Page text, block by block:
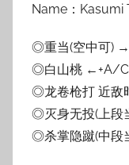
Name：Kasumi
◎重当(空中可)
◎白山桃 ←+A/C
◎龙卷枪打 近敌
◎灭身无投(上段
◎杀掌隐蹴(中段